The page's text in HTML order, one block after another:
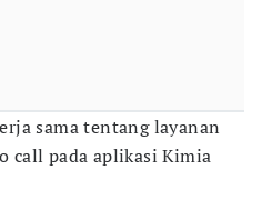
sama tentang layanan
call pada aplikasi Kimia